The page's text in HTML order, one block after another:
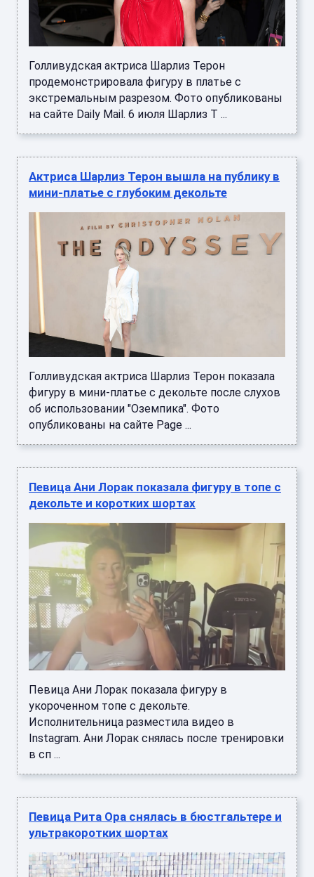
Голливудская актриса Шарлиз Терон
продемонстрировала фигуру в платье с
экстремальным разрезом. Фото опубликованы
на сайте Daily Mail. 6 июля Шарлиз Т ...
Актриса Шарлиз Терон вышла на публику в
мини-платье с глубоким декольте
Голливудская актриса Шарлиз Терон показала
фигуру в мини-платье с декольте после слухов
об использовании "Оземпика". Фото
опубликованы на сайте Page ...
Певица Ани Лорак показала фигуру в топе с
декольте и коротких шортах
Певица Ани Лорак показала фигуру в
укороченном топе с декольте.
Исполнительница разместила видео в
Instagram. Ани Лорак снялась после тренировки
в сп ...
Певица Рита Ора снялась в бюстгальтере и
ультракоротких шортах